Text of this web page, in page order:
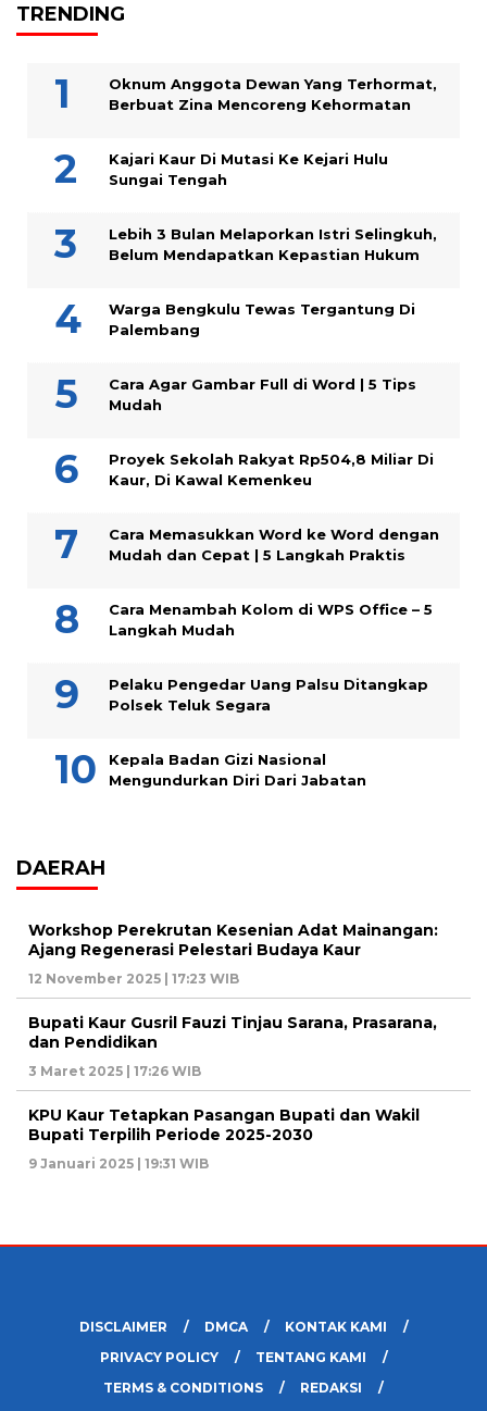
TRENDING
Oknum Anggota Dewan Yang Terhormat,
Berbuat Zina Mencoreng Kehormatan
Kajari Kaur Di Mutasi Ke Kejari Hulu
Sungai Tengah
Lebih 3 Bulan Melaporkan Istri Selingkuh,
Belum Mendapatkan Kepastian Hukum
Warga Bengkulu Tewas Tergantung Di
Palembang
Cara Agar Gambar Full di Word | 5 Tips
Mudah
Proyek Sekolah Rakyat Rp504,8 Miliar Di
Kaur, Di Kawal Kemenkeu
Cara Memasukkan Word ke Word dengan
Mudah dan Cepat | 5 Langkah Praktis
Cara Menambah Kolom di WPS Office – 5
Langkah Mudah
Pelaku Pengedar Uang Palsu Ditangkap
Polsek Teluk Segara
Kepala Badan Gizi Nasional
Mengundurkan Diri Dari Jabatan
DAERAH
Workshop Perekrutan Kesenian Adat Mainangan:
Ajang Regenerasi Pelestari Budaya Kaur
12 November 2025 | 17:23 WIB
Bupati Kaur Gusril Fauzi Tinjau Sarana, Prasarana,
dan Pendidikan
3 Maret 2025 | 17:26 WIB
KPU Kaur Tetapkan Pasangan Bupati dan Wakil
Bupati Terpilih Periode 2025-2030
9 Januari 2025 | 19:31 WIB
DISCLAIMER DMCA
KONTAK KAMI
PRIVACY POLICY
TENTANG KAMI
TERMS & CONDITIONS
REDAKSI